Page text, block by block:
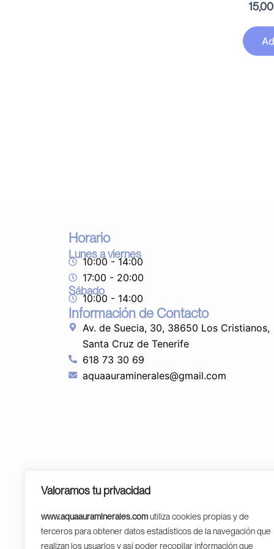
Valoramos tu privacidad
www.aquaauraminerales.comutiliza cookies propias y de
terceros para obtener datos estadísticos de la navegación que
realizan los usuarios y así poder recopilar información que
Horario
Lunes a viernes
10:00 - 14:00
17:00 - 20:00
Sábado
10:00 - 14:00
Información de Contacto
Av. de Suecia, 30, 38650 Los Cristianos,
Santa Cruz de Tenerife
618 73 30 69
aquaauraminerales@gmail.com